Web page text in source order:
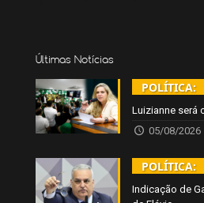
Últimas Notícias
POLÍTICA:
Luizianne será
05/08/2026
POLÍTICA:
Indicação de